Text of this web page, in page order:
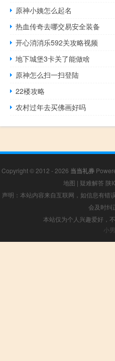
原神小姨怎么起名
热血传奇去哪交易安全装备
开心消消乐592关攻略视频
地下城堡3卡关了能做啥
原神怎么扫一扫登陆
22楼攻略
农村过年去买佛画好吗
Copyright © 2012 - 2026 当当礼券
地图 | 疑难解答 陕
声明：本站内容来自互联网，如信息有错
会及时纠
本站仅为个人兴趣爱好，
小